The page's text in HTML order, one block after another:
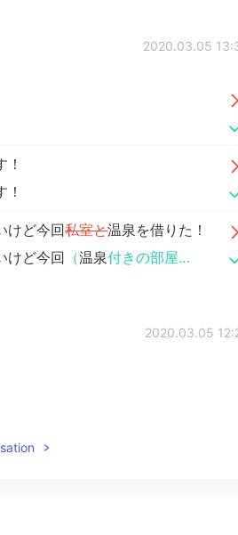
2020.03.05
けど今回私室と温泉を借りた！
けど今回 （温泉付きの部屋…
2020.03.05